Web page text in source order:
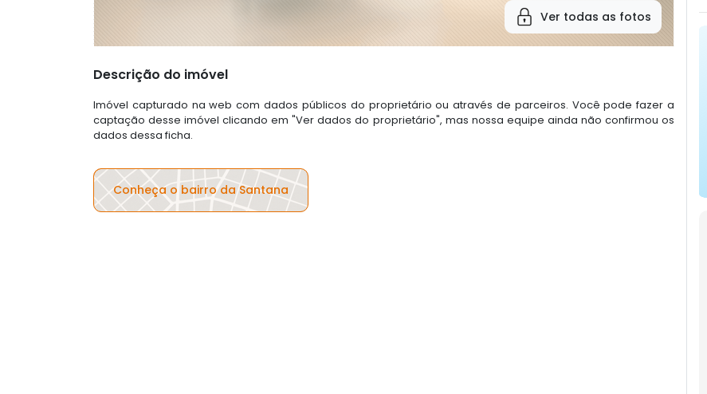
Ver todas as fotos
Descrição do imóvel
Imóvel capturado na web com dados públicos do proprietário ou através de parceiros. Você pode fazer a
captação desse imóvel clicando em "Ver dados do proprietário", mas nossa equipe ainda não confirmou os
dados dessa ficha.
Conheça o bairro da Santana